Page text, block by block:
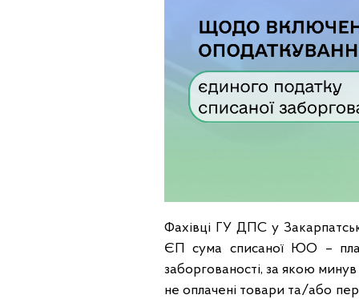
Фахівці ГУ ДПС у
ЄП сума списаної ЮО –
заборгованості, за якою
не оплачені товари та/або